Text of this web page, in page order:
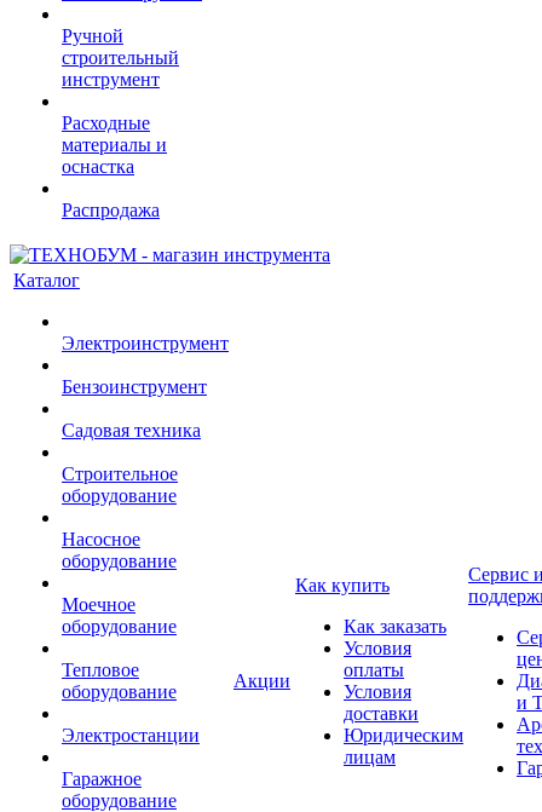
Ручной
строительный
инструмент
Расходные
материалы и
оснастка
Распродажа
Каталог
Электроинструмент
Бензоинструмент
Садовая техника
Строительное
оборудование
Насосное
оборудование
Моечное
оборудование
Тепловое
оборудование
Электростанции
Гаражное
оборудование
Акции
Как купить
Как заказать
Условия
оплаты
Условия
доставки
Юридическим
лицам
Сервис
и